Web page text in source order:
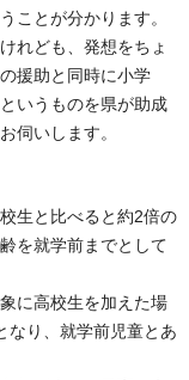
ことが分かります。
れども、発想をちょ
援助と同時に小学
いうものを県が助成
伺いします。
生と比べると約2倍の
を就学前までとして
に高校生を加えた場
なり、就学前児童とあ